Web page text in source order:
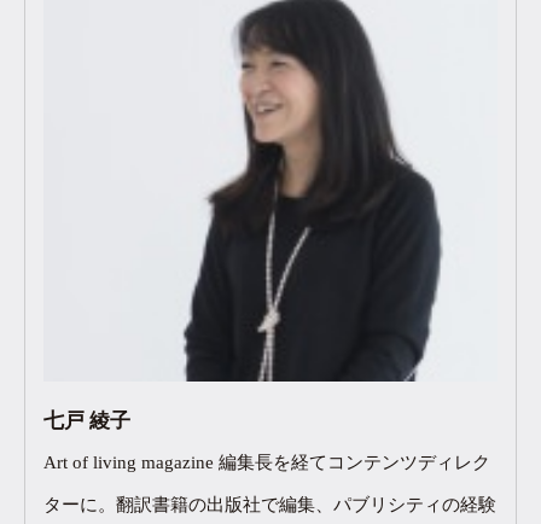
七戸 綾子
Art of living magazine 編集長を経てコンテンツディレク
ターに。翻訳書籍の出版社で編集、パブリシティの経験